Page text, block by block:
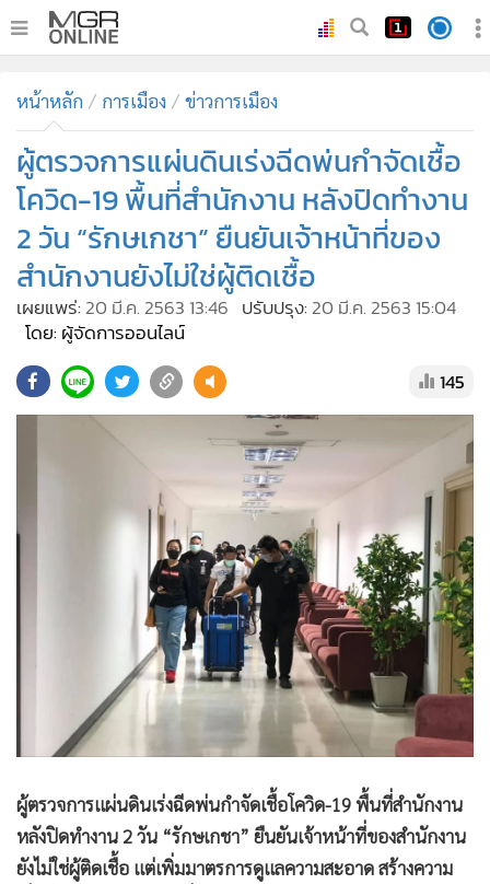
ทันเหตุการณ์
• ภาคใต้
• ภูมิภาค
• บันเทิง
• ผู้จัดการรายวัน
• คอลัมนิสต์
• CbizReview
• Cyber BIZ
Good health & Well-being
Green Innovation & SD
Management & HR
• ต่างประเทศ
• Special Scoop
• เศรษฐกิจ-ธุรกิจ
• จีน
หน้าหลัก การเมือง ข่าวการเมือง
ผู้ตรวจการแผ่นดินเร่งฉีดพ่นกำจัดเชื้อ
โควิด-19 พื้นที่สำนักงาน หลังปิดทำงาน
2 วัน “รักษเกชา” ยืนยันเจ้าหน้าที่ของ
สำนักงานยังไม่ใช่ผู้ติดเชื้อ
เผยแพร่: 20 มี.ค. 2563 13:46 ปรับปรุง: 20 มี.ค. 2563 15:04
โดย: ผู้จัดการออนไลน์
145
ผู้ตรวจการแผ่นดินเร่งฉีดพ่นกำจัดเชื้อโควิด-19 พื้นที่สำนักงาน
หลังปิดทำงาน 2 วัน “รักษเกชา” ยืนยันเจ้าหน้าที่ของสำนักงาน
ยังไม่ใช่ผู้ติดเชื้อ แต่เพิ่มมาตรการดูแลความสะอาด สร้างความ